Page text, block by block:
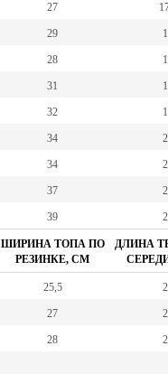
27
29
28
31
32
34
34
37
39
ШИРИНА ТОПА ПО
РЕЗИНКЕ, СМ
ДЛИНА
25,5
27
28